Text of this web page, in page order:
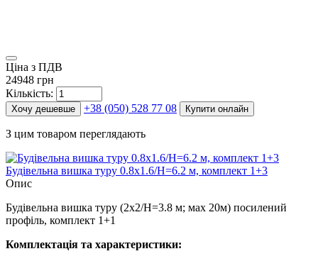
Ціна з ПДВ
24948 грн
Кількість:
Хочу дешевше +38 (050) 528 77 08 Купити онлайн
З цим товаром переглядають
Будівельна вишка туру 0.8х1.6/Н=6.2 м, комплект 1+3
Опис
Будівельна вишка туру (2х2/Н=3.8 м; мах 20м) посилений
профіль, комплект 1+1
Комплектація та характеристики: